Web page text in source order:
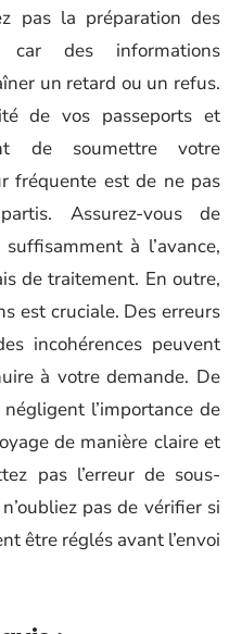
pas la préparation des
car des informations
un retard ou un refus.
de vos passeports et
de soumettre votre
fréquente est de ne pas
Assurez-vous de
à l’avance,
de traitement. En outre,
est cruciale. Des erreurs
incohérences peuvent
à votre demande. De
l’importance de
de manière claire et
pas l’erreur de sous-
pas de vérifier si
être réglés avant l’envoi